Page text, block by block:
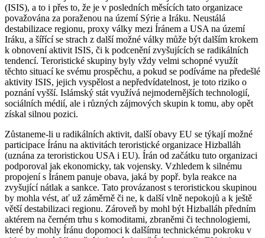
(ISIS), a to i přes to, že je v posledních měsících tato organizace
považována za poraženou na území Sýrie a Iráku. Neustálá
destabilizace regionu, proxy války mezi Íránem a USA na území
Iráku, a šířící se strach z další možné války může být dalším krokem
k obnovení aktivit ISIS, či k podcenění zvyšujících se radikálních
tendencí. Teroristické skupiny byly vždy velmi schopné využít
těchto situací ke svému prospěchu, a pokud se podíváme na předešlé
aktivity ISIS, jejich vyspělost a nepředvídatelnost, je toto riziko o
poznání vyšší. Islámský stát využívá nejmodernějších technologií,
sociálních médií, ale i různých zájmových skupin k tomu, aby opět
získal silnou pozici.
Zůstaneme-li u radikálních aktivit, další obavy EU se týkají možné
participace Íránu na aktivitách teroristické organizace Hizballáh
(uznána za teroristickou USA i EU). Írán od začátku tuto organizaci
podporoval jak ekonomicky, tak vojensky. Vzhledem k silnému
propojení s Íránem panuje obava, jaká by popř. byla reakce na
zvyšující nátlak a sankce. Tato provázanost s teroristickou skupinou
by mohla vést, ať už záměrně či ne, k další vlně nepokojů a k ještě
větší destabilizaci regionu. Zároveň by mohl být Hizballáh předním
aktérem na černém trhu s komoditami, zbraněmi či technologiemi,
které by mohly Íránu dopomoci k dalšímu technickému pokroku v